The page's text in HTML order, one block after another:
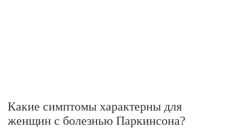
Какие симптомы характерны для
женщин с болезнью Паркинсона?